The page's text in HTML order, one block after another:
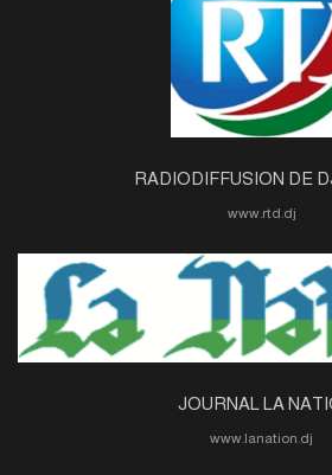
RADIODIFFUSION DE
JOURNAL LA